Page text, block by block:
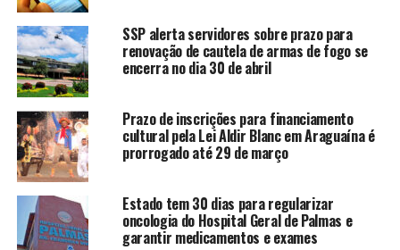
SSP alerta servidores sobre prazo para
renovação de cautela de armas de fogo se
encerra no dia 30 de abril
Prazo de inscrições para financiamento
cultural pela Lei Aldir Blanc em Araguaína é
prorrogado até 29 de março
Estado tem 30 dias para regularizar
oncologia do Hospital Geral de Palmas e
garantir medicamentos e exames